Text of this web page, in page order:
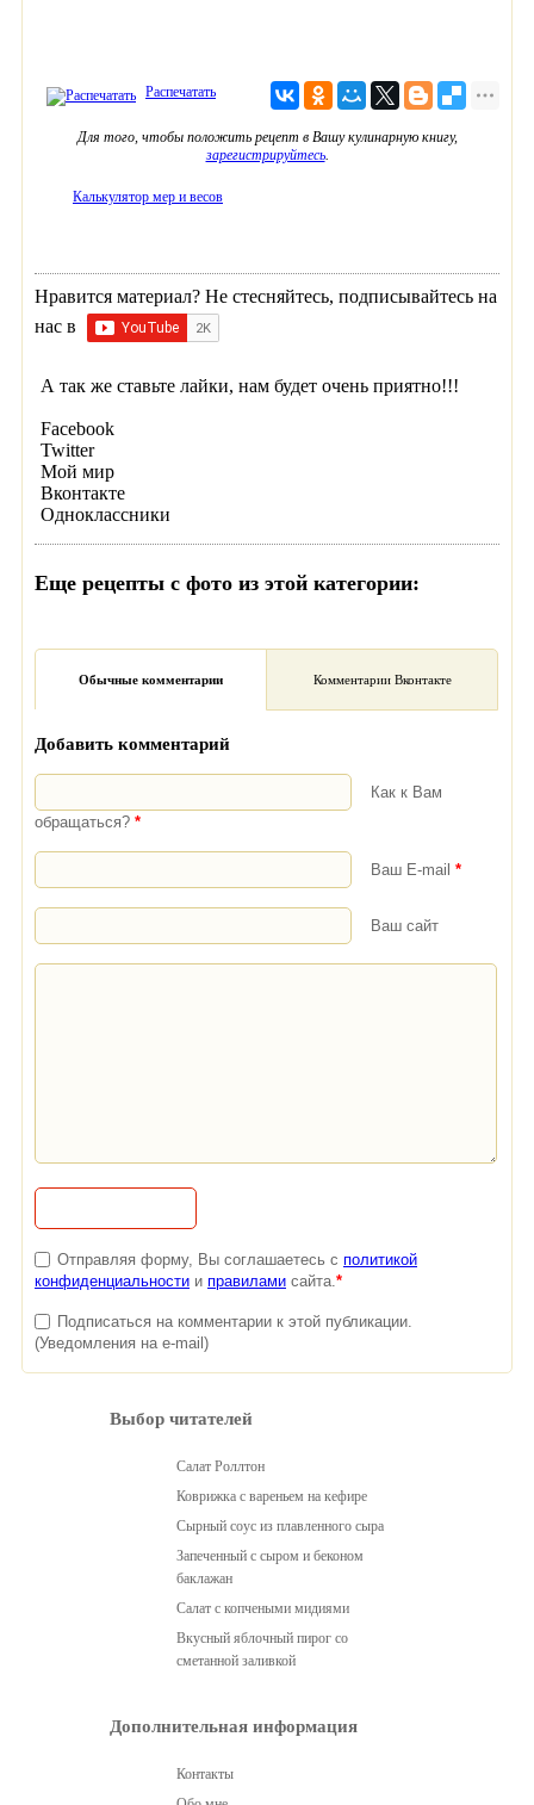
Распечатать
Для того, чтобы положить рецепт в Вашу кулинарную книгу,
зарегистрируйтесь.
Калькулятор мер и весов
Нравится материал? Не стесняйтесь, подписывайтесь на
нас в
А так же ставьте лайки, нам будет очень приятно!!!
Facebook
Twitter
Мой мир
Вконтакте
Одноклассники
Еще рецепты с фото из этой категории:
Обычные комментарии Комментарии Вконтакте
Добавить комментарий
Как к Вам
обращаться? *
Ваш E-mail *
Ваш сайт
Отправляя форму, Вы соглашаетесь с политикой
конфиденциальности и правилами сайта. *
Подписаться на комментарии к этой публикации.
(Уведомления на e-mail)
Выбор читателей
Салат Роллтон
Коврижка с вареньем на кефире
Сырный соус из плавленного сыра
Запеченный с сыром и беконом
баклажан
Салат с копчеными мидиями
Вкусный яблочный пирог со
сметанной заливкой
Дополнительная информация
Контакты